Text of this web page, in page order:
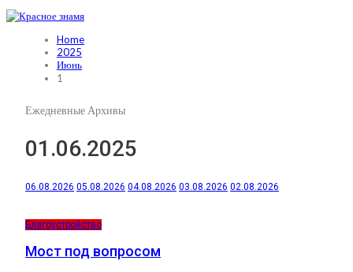
Home
2025
Июнь
1
Ежедневные Архивы
01.06.2025
06.08.2026 05.08.2026 04.08.2026 03.08.2026 02.08.2026
Благоустройство
Мост под вопросом